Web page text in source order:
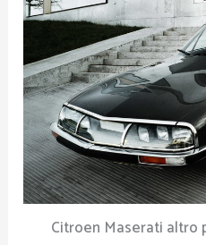
Citroen Maserati